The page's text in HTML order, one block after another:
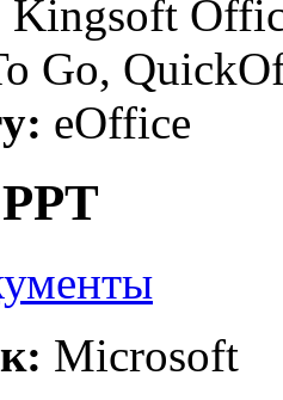
Kingsoft
Go,
eOffice
Microsoft